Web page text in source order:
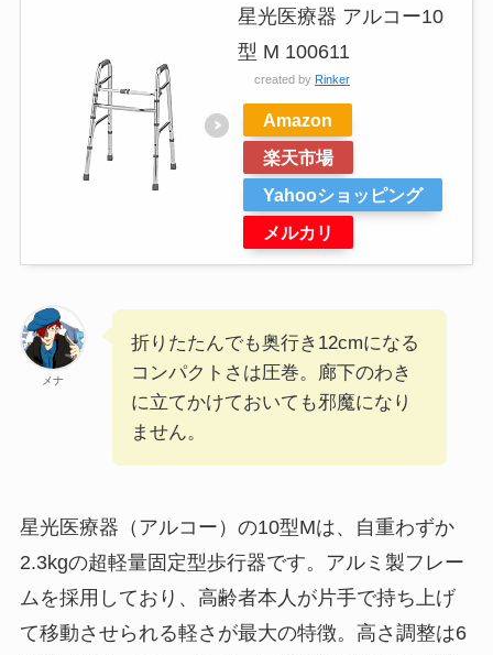
星光医療器 アルコー10
型 M 100611
created by Rinker
Amazon
楽天市場
Yahooショッピング
メルカリ
メナ
折りたたんでも奥行き12cmになる
コンパクトさは圧巻。廊下のわき
に立てかけておいても邪魔になり
ません。
星光医療器（アルコー）の10型Mは、自重わずか
2.3kgの超軽量固定型歩行器です。アルミ製フレー
ムを採用しており、高齢者本人が片手で持ち上げ
て移動させられる軽さが最大の特徴。高さ調整は6